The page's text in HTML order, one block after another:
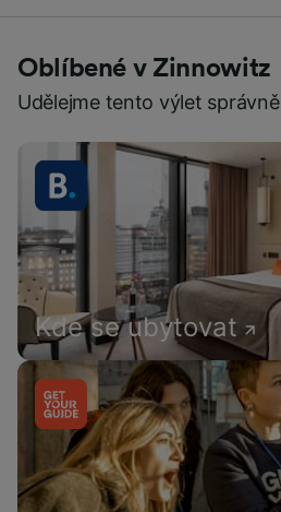
Oblíbené v Zinnowitz
Udělejme tento výlet správně
Kde se ubytovat